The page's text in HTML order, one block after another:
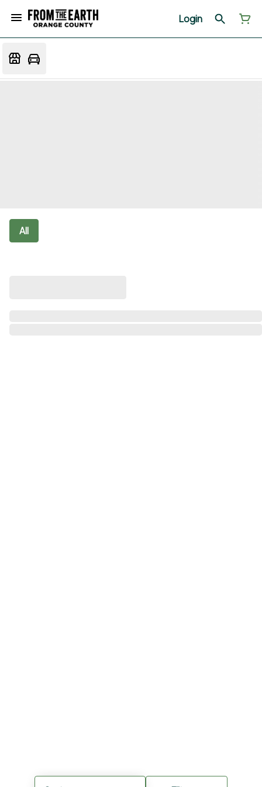
Login
All